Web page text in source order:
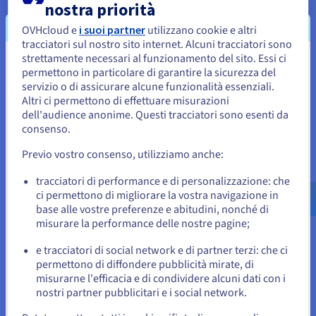
CPU e memoria siano costantemente disponibili per il motore.
Questo è particolarmente importante quando si eseguono
ambienti con migliaia di agenti che evolvono
simultaneamente. Poiché il sistema elabora cambiamenti in
corso su più variabili, qualsiasi instabilità può influenzare sia
le prestazioni che la qualità dell'output.
Affidandosi a un VPS, si garantisce che il motore AI operi
senza intoppi, consentendo analisi più approfondite e
Mirofish si basa su API LLM per guidare il ragionamento e la
presa di decisioni degli agenti. Eseguire la piattaforma su un
VPS ti dà il pieno controllo su come questi modelli sono
integrati e utilizzati.
Puoi configurare gli endpoint API, gestire l'uso dei token e
ottimizzare i costi in base alle tue esigenze. È anche possibile
passare tra fornitori o adattare il comportamento del modello
a seconda del contesto del tuo progetto. Questa flessibilità è
Sembra che la tua localizzazione sia
Stati Uniti
Per effettuare un ordine da Stati Uniti, è necessario accedere al
sito web del Paese e creare un account.
Vai al sito Stati Uniti
us.ovhcloud.com/
Inglese USD - $
o
Resta sul sito web attuale
Seleziona un altro sito web
nostra priorità
OVHcloud ei suoi partnerutilizzano cookie e altri
tracciatori sul nostro sito internet. Alcuni tracciatori sono
strettamente necessari al funzionamento del sito. Essi ci
permettono in particolare di garantire la sicurezza del
servizio o di assicurare alcune funzionalità essenziali.
Altri ci permettono di effettuare misurazioni
dell'audience anonime. Questi tracciatori sono esenti da
consenso.
Previo vostro consenso, utilizziamo anche:
tracciatori di performance e di personalizzazione: che
ci permettono di migliorare la vostra navigazione in
base alle vostre preferenze e abitudini, nonché di
misurare la performance delle nostre pagine;
e tracciatori di social network e di partner terzi: che ci
permettono di diffondere pubblicità mirate, di
misurarne l'efficacia e di condividere alcuni dati con i
nostri partner pubblicitari e i social network.